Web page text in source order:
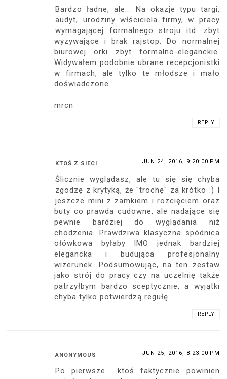
Bardzo ładne, ale... Na okazje typu targi,
audyt, urodziny włściciela firmy, w pracy
wymagającej formalnego stroju itd. zbyt
wyzywające i brak rajstop. Do normalnej
biurowej orki zbyt formalno-eleganckie.
Widywałem podobnie ubrane recepcjonistki
w firmach, ale tylko te młodsze i mało
doświadczone.
mrcn
REPLY
KTOŚ Z SIECI JUN 24, 2016, 9:20:00 PM
Ślicznie wyglądasz, ale tu się się chyba
zgodzę z krytyką, że "trochę" za krótko :) I
jeszcze mini z zamkiem i rozcięciem oraz
buty co prawda cudowne, ale nadające się
pewnie bardziej do wyglądania niż
chodzenia. Prawdziwa klasyczna spódnica
ołówkowa byłaby IMO jednak bardziej
elegancka i budująca profesjonalny
wizerunek. Podsumowując, na ten zestaw
jako strój do pracy czy na uczelnię także
patrzyłbym bardzo sceptycznie, a wyjątki
chyba tylko potwierdzą regułę.
REPLY
ANONYMOUS JUN 25, 2016, 8:23:00 PM
Po pierwsze... ktoś faktycznie powinien